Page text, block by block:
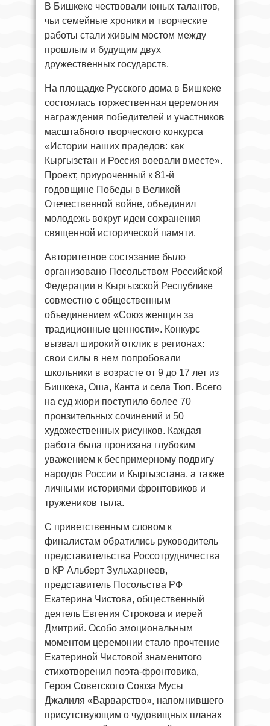
В Бишкеке чествовали юных талантов,
чьи семейные хроники и творческие
работы стали живым мостом между
прошлым и будущим двух
дружественных государств.
На площадке Русского дома в Бишкеке
состоялась торжественная церемония
награждения победителей и участников
масштабного творческого конкурса
«Истории наших прадедов: как
Кыргызстан и Россия воевали вместе».
Проект, приуроченный к 81-й
годовщине Победы в Великой
Отечественной войне, объединил
молодежь вокруг идеи сохранения
священной исторической памяти.
Авторитетное состязание было
организовано Посольством Российской
Федерации в Кыргызской Республике
совместно с общественным
объединением «Союз женщин за
традиционные ценности». Конкурс
вызвал широкий отклик в регионах:
свои силы в нем попробовали
школьники в возрасте от 9 до 17 лет из
Бишкека, Оша, Канта и села Тюп. Всего
на суд жюри поступило более 70
пронзительных сочинений и 50
художественных рисунков. Каждая
работа была пронизана глубоким
уважением к беспримерному подвигу
народов России и Кыргызстана, а также
личными историями фронтовиков и
тружеников тыла.
С приветственным словом к
финалистам обратились руководитель
представительства Россотрудничества
в КР Альберт Зульхарнеев,
представитель Посольства РФ
Екатерина Чистова, общественный
деятель Евгения Строкова и иерей
Дмитрий. Особо эмоциональным
моментом церемонии стало прочтение
Екатериной Чистовой знаменитого
стихотворения поэта-фронтовика,
Героя Советского Союза Мусы
Джалиля «Варварство», напомнившего
присутствующим о чудовищных планах